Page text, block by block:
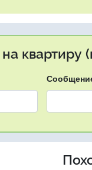
на квартиру